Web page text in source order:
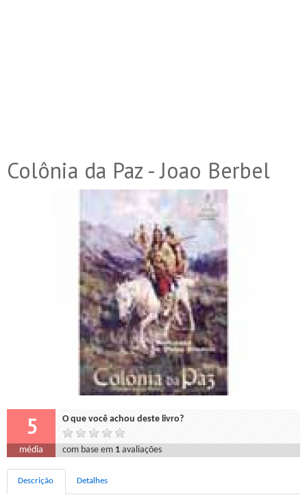
Colônia da Paz - Joao Berbel
5 O que você achou deste livro?
média com base em 1 avaliações
Descrição Detalhes